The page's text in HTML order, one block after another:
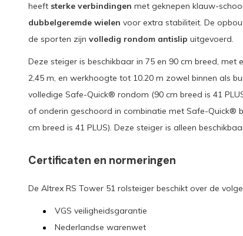
heeft sterke verbindingen met geknepen klauw-
dubbelgeremde wielen voor extra stabiliteit. De
de sporten zijn volledig rondom antislip uitgevoerd.
Deze steiger is beschikbaar in 75 en 90 cm breed,
2,45 m, en werkhoogte tot 10.20 m zowel binnen als
volledige Safe-Quick® rondom (90 cm breed is 41
of onderin geschoord in combinatie met Safe-Quick®
cm breed is 41 PLUS). Deze steiger is alleen
Certificaten en normeringen
De Altrex RS Tower 51 rolsteiger beschikt over de
VGS veiligheidsgarantie
Nederlandse warenwet